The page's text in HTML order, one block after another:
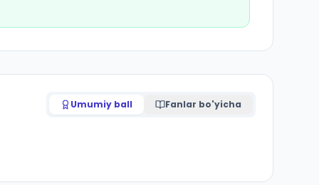
Umumiy ball Fanlar bo'yicha